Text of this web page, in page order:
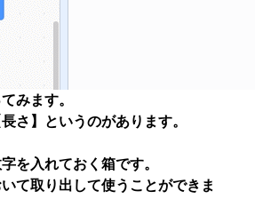
みます。
さ】というのがあります。
を入れておく箱です。
て取り出して使うことができま